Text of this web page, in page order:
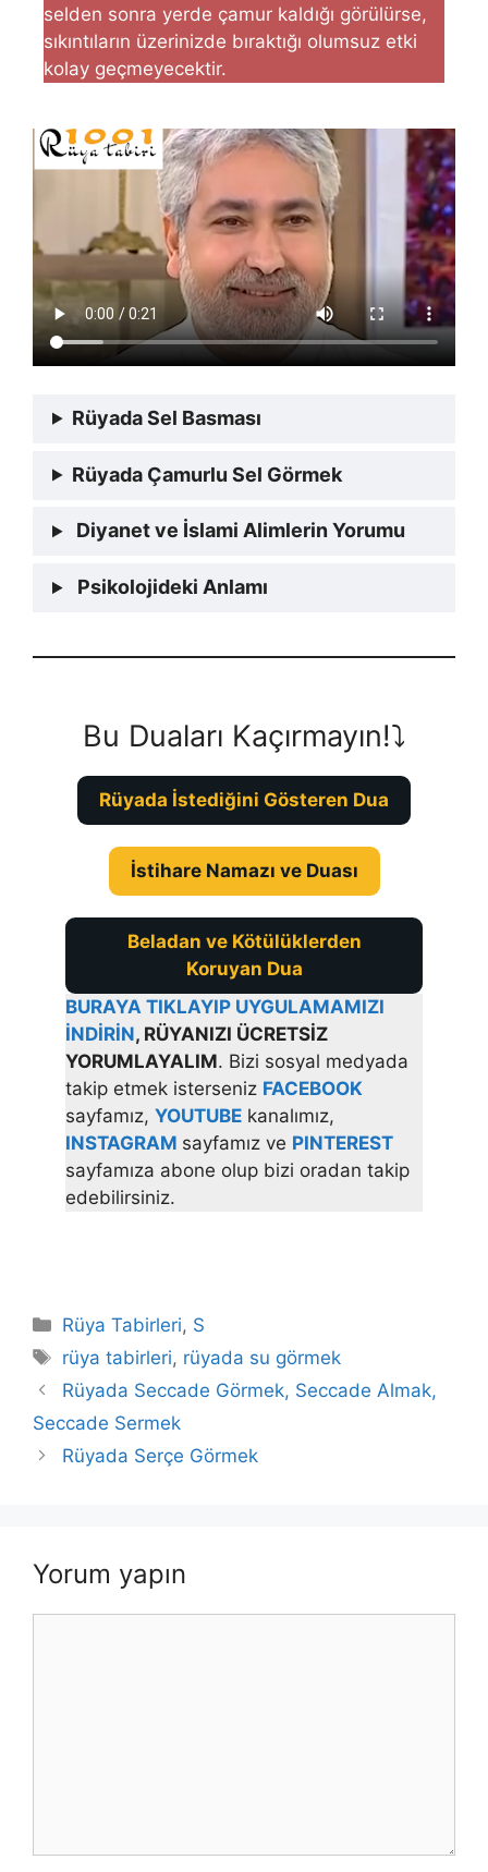
selden sonra yerde çamur kaldığı görülürse,
sıkıntıların üzerinizde bıraktığı olumsuz etki
kolay geçmeyecektir.
Rüyada Sel Basması
Rüyada Çamurlu Sel Görmek
Diyanet ve İslami Alimlerin Yorumu
Psikolojideki Anlamı
Bu Duaları Kaçırmayın!⤵️
Rüyada İstediğini Gösteren Dua
İstihare Namazı ve Duası
Beladan ve Kötülüklerden
Koruyan Dua
BURAYA TIKLAYIP UYGULAMAMIZI
İNDİRİN, RÜYANIZI ÜCRETSİZ
YORUMLAYALIM. Bizi sosyal medyada
takip etmek isterseniz FACEBOOK
sayfamız, YOUTUBE kanalımız,
INSTAGRAM sayfamız ve PINTEREST
sayfamıza abone olup bizi oradan takip
edebilirsiniz.
Kategoriler
Rüya Tabirleri, S
Etiketler
rüya tabirleri, rüyada su görmek
Rüyada Seccade Görmek, Seccade Almak,
Seccade Sermek
Rüyada Serçe Görmek
Yorum yapın